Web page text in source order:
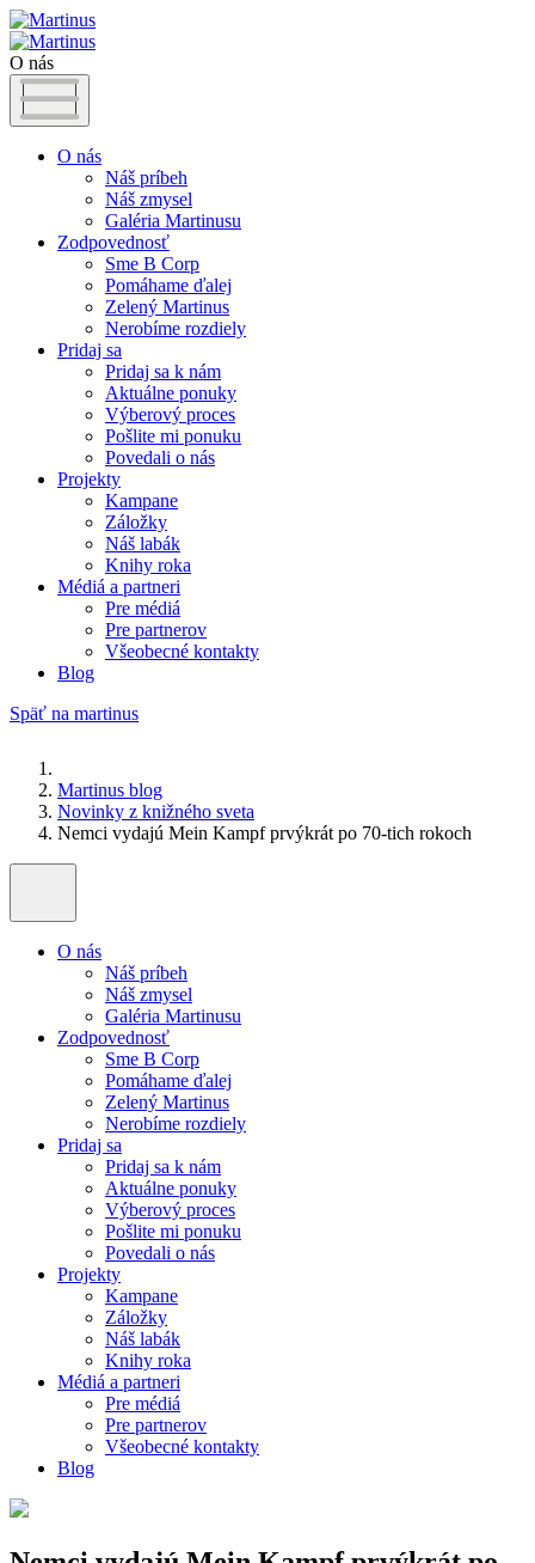
O nás
O nás
Náš príbeh
Náš zmysel
Galéria Martinusu
Zodpovednosť
Sme B Corp
Pomáhame ďalej
Zelený Martinus
Nerobíme rozdiely
Pridaj sa
Pridaj sa k nám
Aktuálne ponuky
Výberový proces
Pošlite mi ponuku
Povedali o nás
Projekty
Kampane
Záložky
Náš labák
Knihy roka
Médiá a partneri
Pre médiá
Pre partnerov
Všeobecné kontakty
Blog
Späť na martinus
Martinus blog
Novinky z knižného sveta
Nemci vydajú Mein Kampf prvýkrát po 70-tich rokoch
O nás
Náš príbeh
Náš zmysel
Galéria Martinusu
Zodpovednosť
Sme B Corp
Pomáhame ďalej
Zelený Martinus
Nerobíme rozdiely
Pridaj sa
Pridaj sa k nám
Aktuálne ponuky
Výberový proces
Pošlite mi ponuku
Povedali o nás
Projekty
Kampane
Záložky
Náš labák
Knihy roka
Médiá a partneri
Pre médiá
Pre partnerov
Všeobecné kontakty
Blog